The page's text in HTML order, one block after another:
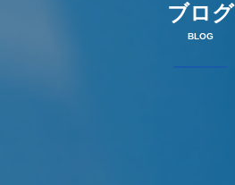
ブログ
BLOG